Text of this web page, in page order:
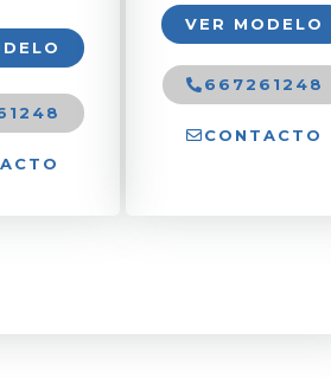
VER MODELO
667261248
CONTACTO